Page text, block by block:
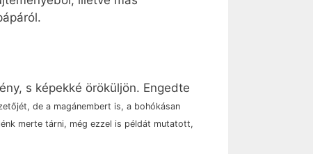
s képekké öröküljön. Engedte
de a magánembert is, a bohókásan
merte tárni, még ezzel is példát mutatott,